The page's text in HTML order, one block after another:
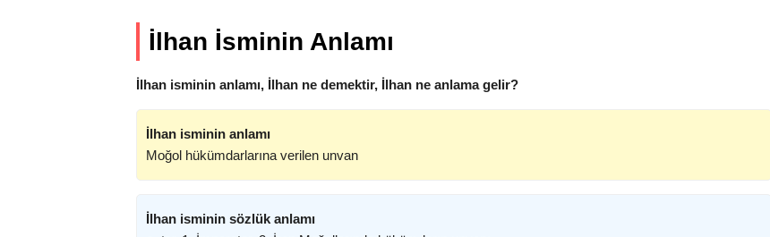
İlhan İsminin Anlamı
İlhan isminin anlamı, İlhan ne demektir, İlhan ne anlama gelir?
İlhan isminin anlamı
Moğol hükümdarlarına verilen unvan
İlhan isminin sözlük anlamı